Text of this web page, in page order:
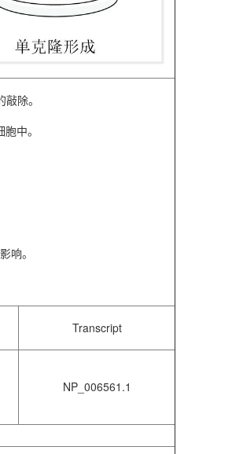
除。
中。
响。
Transcript
NP_006561.1